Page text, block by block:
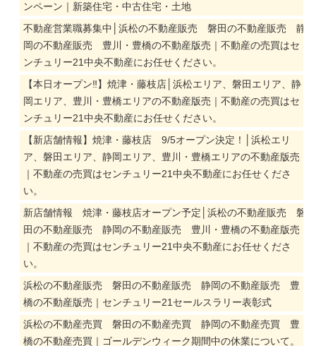
ンペーン｜新築住宅・中古住宅・土地
不動産営業職募集中│浜松の不動産販売 磐田の不動産販売 静
岡の不動産販売 豊川・豊橋の不動産版売｜不動産の売買はセ
ンチュリー21中央不動産にお任せください。
【本日オープン‼】焼津・藤枝店│浜松エリア、磐田エリア、静
岡エリア、豊川・豊橋エリアの不動産版売｜不動産の売買はセ
ンチュリー21中央不動産にお任せください。
【新店舗情報】焼津・藤枝店 9/5オープン決定！│浜松エリ
ア、磐田エリア、静岡エリア、豊川・豊橋エリアの不動産版売
｜不動産の売買はセンチュリー21中央不動産にお任せくださ
い。
新店舗情報 焼津・藤枝店オープン予定│浜松の不動産販売 磐
田の不動産販売 静岡の不動産販売 豊川・豊橋の不動産版売
｜不動産の売買はセンチュリー21中央不動産にお任せくださ
い。
浜松の不動産販売 磐田の不動産販売 静岡の不動産販売 豊
橋の不動産版売｜センチュリー21セールスラリー表彰式
浜松の不動産売買 磐田の不動産売買 静岡の不動産売買 豊
橋の不動産売買｜ゴールデンウィーク期間中の休業について。